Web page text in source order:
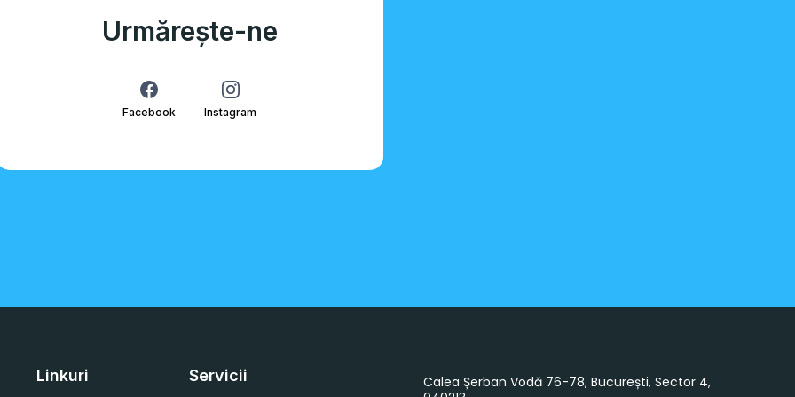
Urmărește-ne
Facebook Instagram
Linkuri Servicii
Calea Șerban Vodă 76-78, București, Sector 4,